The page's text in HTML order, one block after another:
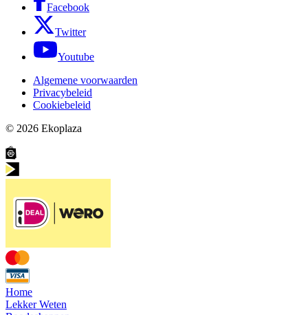
Facebook
Twitter
Youtube
Algemene voorwaarden
Privacybeleid
Cookiebeleid
© 2026 Ekoplaza
Home
Lekker Weten